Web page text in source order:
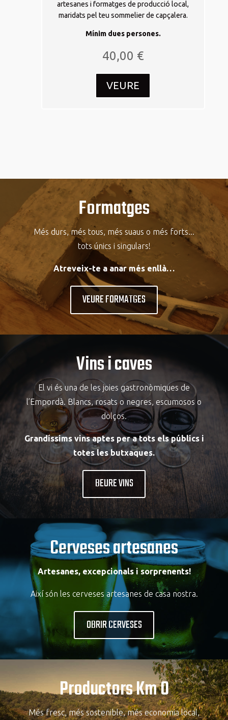
artesanes i formatges de producció local,
maridats pel teu sommelier de capçalera.
Mínim dues persones.
40,00 €
VEURE
Formatges
Més durs, més tous, més suaus o més forts...
tots únics i singulars!
Atreveix-te a anar més enllà…
VEURE FORMATGES
Vins i caves
El vi és una de les joies gastronòmiques de
l’Empordà. Blancs, rosats o negres, escumosos o
dolços.
Grandíssims vins aptes per a tots els públics i
totes les butxaques.
BEURE VINS
Cerveses artesanes
Artesanes, excepcionals i sorprenents!
Així són les cerveses artesanes de casa nostra.
OBRIR CERVESES
Productors Km 0
Més fresc, més sostenible, més economia local,